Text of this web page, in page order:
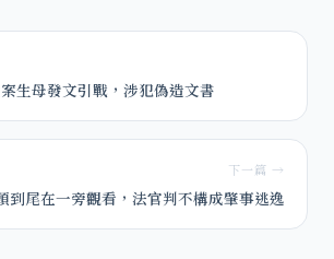
生母發文引戰，涉犯偽造文書
下一篇 →
到尾在一旁觀看，法官判不構成肇事逃逸